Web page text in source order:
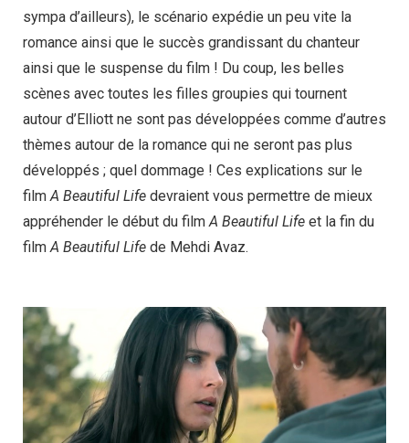
sympa d’ailleurs), le scénario expédie un peu vite la
romance ainsi que le succès grandissant du chanteur
ainsi que le suspense du film ! Du coup, les belles
scènes avec toutes les filles groupies qui tournent
autour d’Elliott ne sont pas développées comme d’autres
thèmes autour de la romance qui ne seront pas plus
développés ; quel dommage ! Ces explications sur le
filmA Beautiful Life devraient vous permettre de mieux
appréhender le début du filmA Beautiful Life et la fin du
filmA Beautiful Life de Mehdi Avaz.